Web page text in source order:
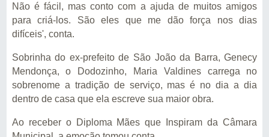
Não é fácil, mas conto com a ajuda de muitos amigos
para criá-los. São eles que me dão força nos dias
difíceis', conta.
Sobrinha do ex-prefeito de São João da Barra, Genecy
Mendonça, o Dodozinho, Maria Valdines carrega no
sobrenome a tradição de serviço, mas é no dia a dia
dentro de casa que ela escreve sua maior obra.
Ao receber o Diploma Mães que Inspiram da Câmara